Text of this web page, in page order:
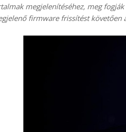
megjelenítéséhez, meg
firmware frissítést követően